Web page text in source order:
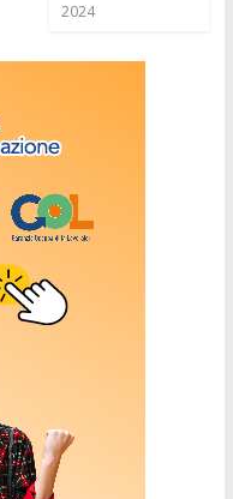
2024